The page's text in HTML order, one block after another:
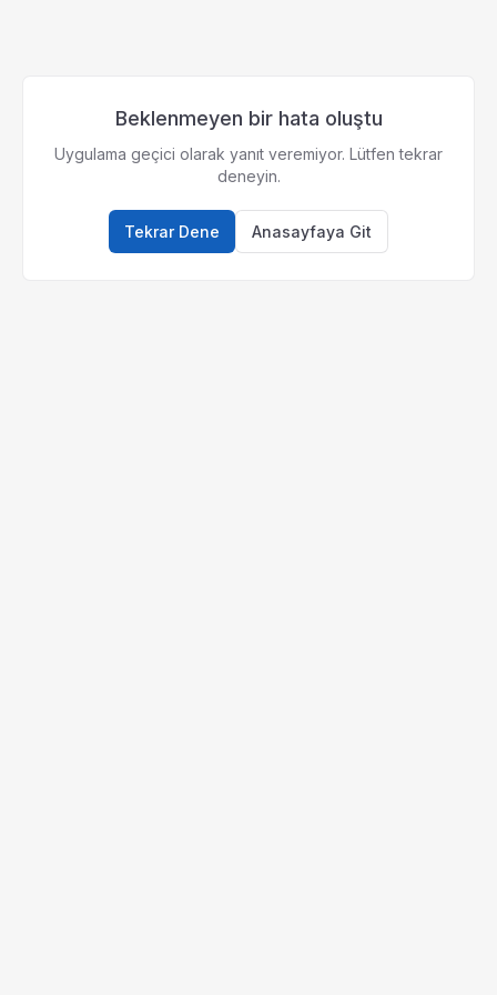
Beklenmeyen bir hata oluştu
Uygulama geçici olarak yanıt veremiyor. Lütfen tekrar
deneyin.
Tekrar Dene Anasayfaya Git